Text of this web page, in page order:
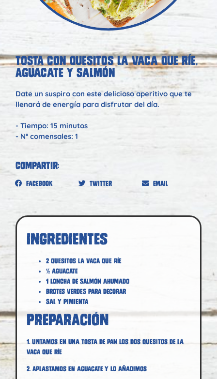
TOSTA CON QUESITOS LA VACA QUE RÍE,
AGUACATE Y SALMÓN
Date un suspiro con este delicioso aperitivo que te
llenará de energía para disfrutar del día.
- Tiempo: 15 minutos
- Nº comensales: 1
Compartir:
Facebook Twitter Email
Ingredientes
2 quesitos La vaca que ríe
½ aguacate
1 loncha de salmón ahumado
Brotes verdes para decorar
Sal y pimienta
Preparación
1. Untamos en una tosta de pan los dos quesitos de La
vaca que ríe
2. Aplastamos en aguacate y lo añadimos